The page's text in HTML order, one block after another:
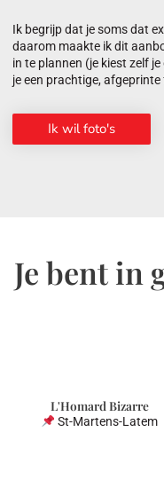
Ik begrijp dat je soms dat
daarom maakte ik dit
in te plannen (je kiest zelf
je een prachtige,
Ik wil foto's
Je bent in
L'Homard Bizarre
St-Martens-Latem